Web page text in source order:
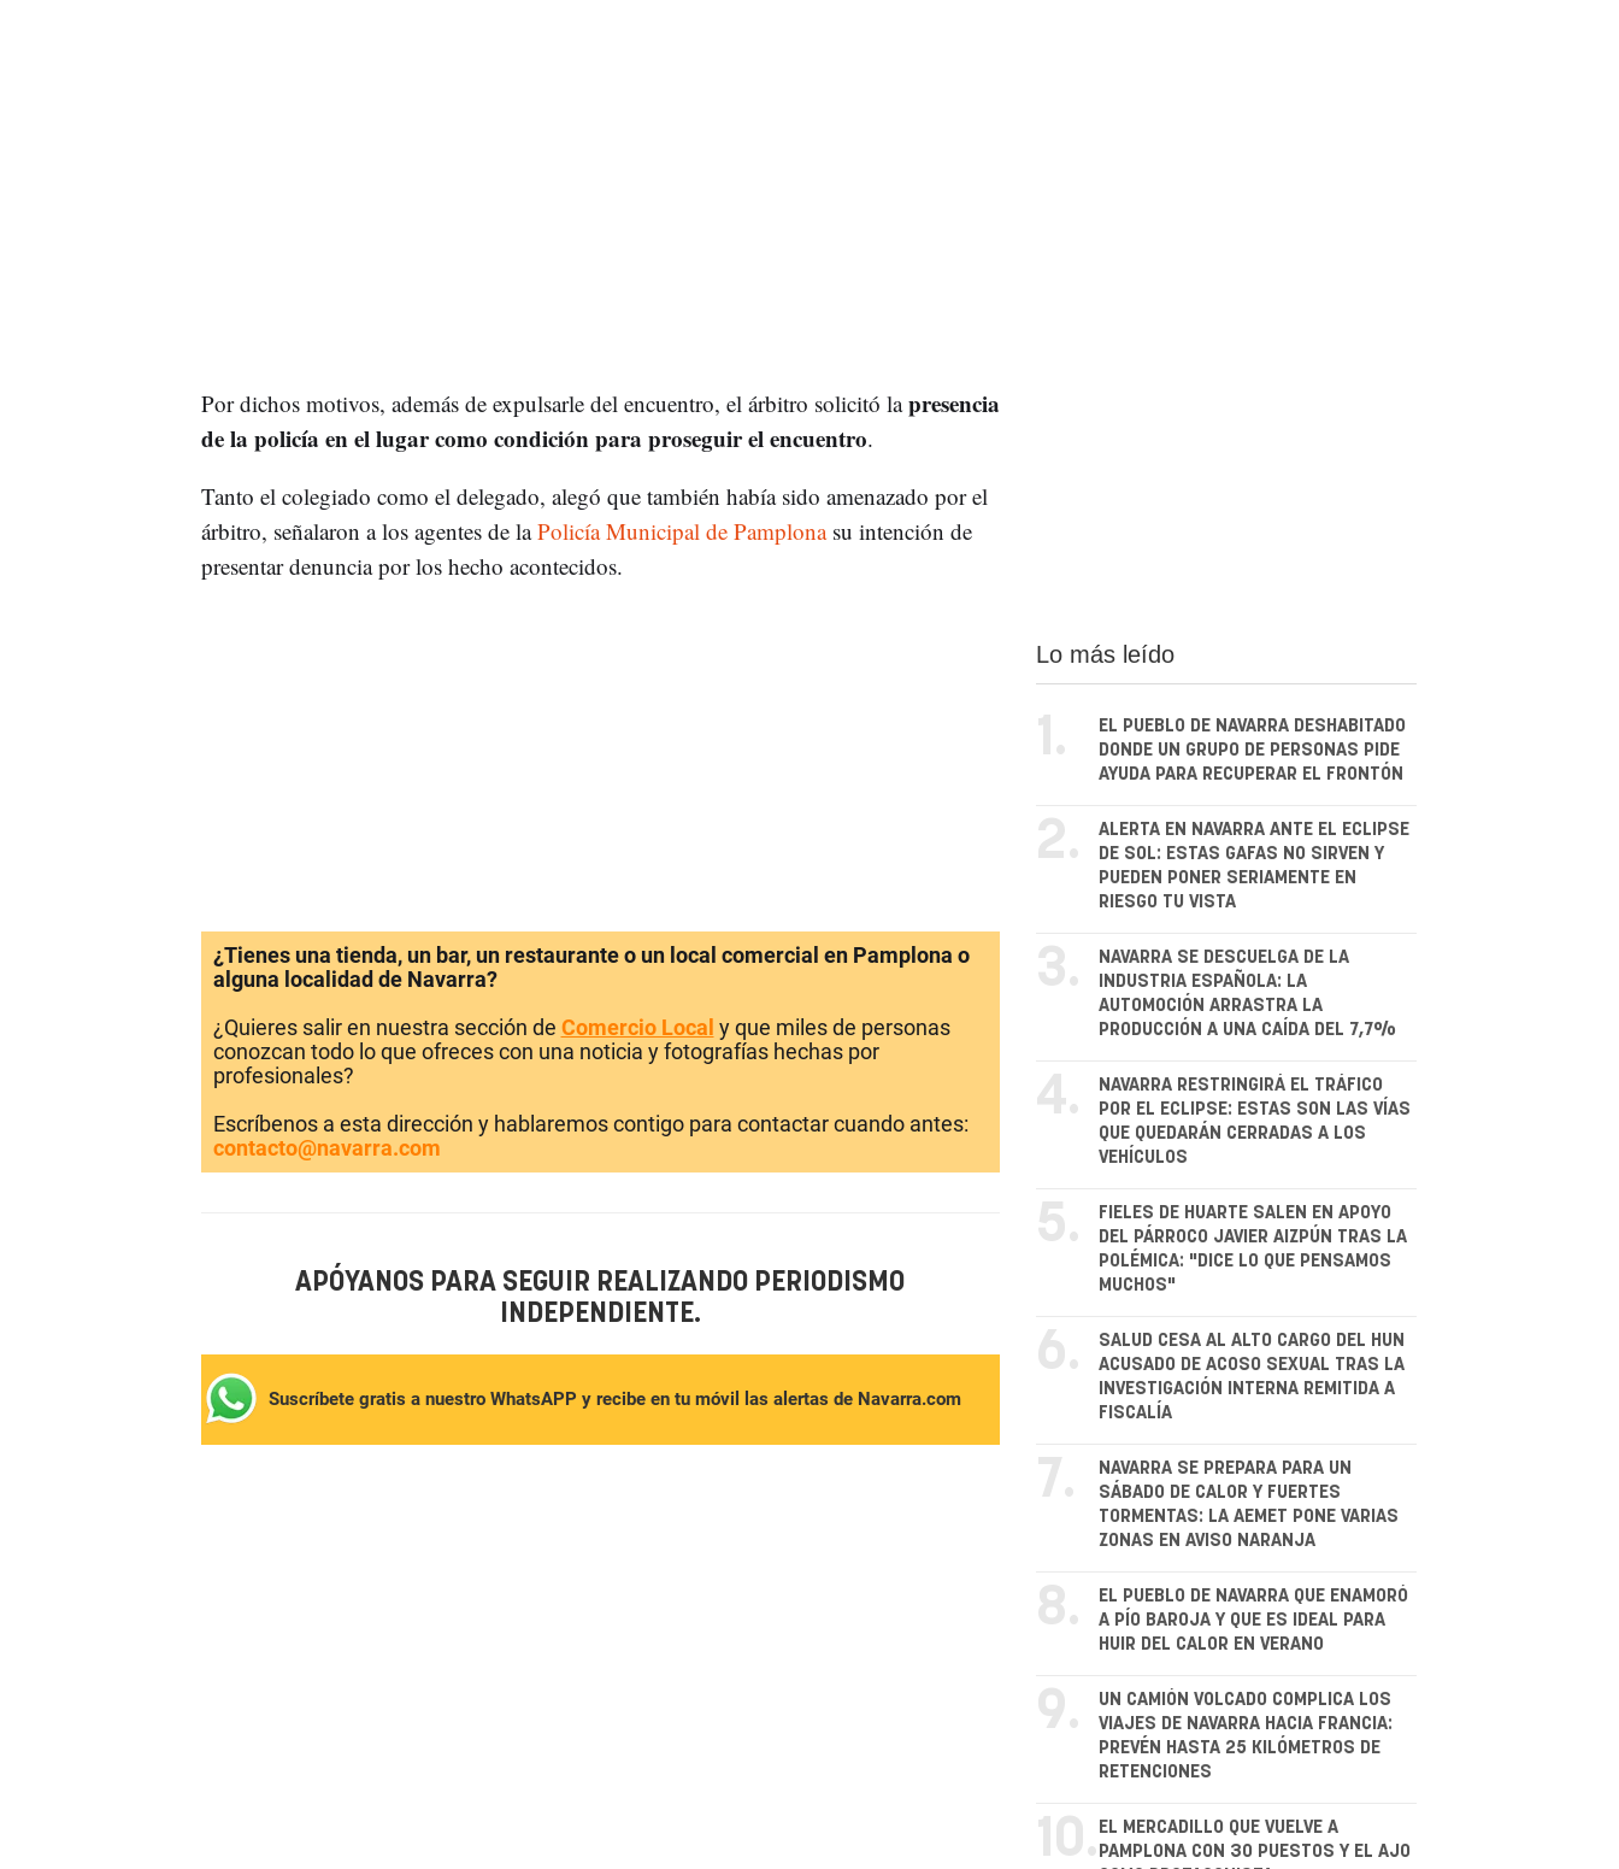
Por dichos motivos, además de expulsarle del encuentro, el árbitro solicitó lapresencia
de la policía en el lugar como condición para proseguir el encuentro.
Tanto el colegiado como el delegado, alegó que también había sido amenazado por el
árbitro, señalaron a los agentes de laPolicía Municipal de Pamplonasu intención de
presentar denuncia por los hecho acontecidos.
¿Tienes una tienda, un bar, un restaurante o un local comercial en Pamplona o
alguna localidad de Navarra?
¿Quieres salir en nuestra sección de Comercio Local y que miles de personas
conozcan todo lo que ofreces con una noticia y fotografías hechas por
profesionales?
Escríbenos a esta dirección y hablaremos contigo para contactar cuando antes:
contacto@navarra.com
APÓYANOS PARA SEGUIR REALIZANDO PERIODISMO
INDEPENDIENTE.
Suscríbete gratis a nuestro WhatsAPP y recibe en tu móvil las alertas de Navarra.com
Lo más leído
1.
EL PUEBLO DE NAVARRA DESHABITADO
DONDE UN GRUPO DE PERSONAS PIDE
AYUDA PARA RECUPERAR EL FRONTÓN
2.
ALERTA EN NAVARRA ANTE EL ECLIPSE
DE SOL: ESTAS GAFAS NO SIRVEN Y
PUEDEN PONER SERIAMENTE EN
RIESGO TU VISTA
3.
NAVARRA SE DESCUELGA DE LA
INDUSTRIA ESPAÑOLA: LA
AUTOMOCIÓN ARRASTRA LA
PRODUCCIÓN A UNA CAÍDA DEL 7,7%
4.
NAVARRA RESTRINGIRÁ EL TRÁFICO
POR EL ECLIPSE: ESTAS SON LAS VÍAS
QUE QUEDARÁN CERRADAS A LOS
VEHÍCULOS
5.
FIELES DE HUARTE SALEN EN APOYO
DEL PÁRROCO JAVIER AIZPÚN TRAS LA
POLÉMICA: "DICE LO QUE PENSAMOS
MUCHOS"
6.
SALUD CESA AL ALTO CARGO DEL HUN
ACUSADO DE ACOSO SEXUAL TRAS LA
INVESTIGACIÓN INTERNA REMITIDA A
FISCALÍA
7.
NAVARRA SE PREPARA PARA UN
SÁBADO DE CALOR Y FUERTES
TORMENTAS: LA AEMET PONE VARIAS
ZONAS EN AVISO NARANJA
8.
EL PUEBLO DE NAVARRA QUE ENAMORÓ
A PÍO BAROJA Y QUE ES IDEAL PARA
HUIR DEL CALOR EN VERANO
9.
UN CAMIÓN VOLCADO COMPLICA LOS
VIAJES DE NAVARRA HACIA FRANCIA:
PREVÉN HASTA 25 KILÓMETROS DE
RETENCIONES
10. EL MERCADILLO QUE VUELVE A
PAMPLONA CON 30 PUESTOS Y EL AJO